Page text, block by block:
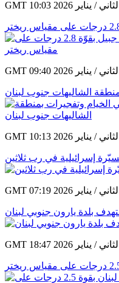
الشاليهات جنوب لبنان
إسرائيلية في رب ثلاثين
بلدة يارون جنوبي لبنان